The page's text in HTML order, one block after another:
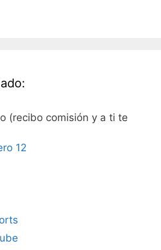
(recibo comisión y a ti te
12